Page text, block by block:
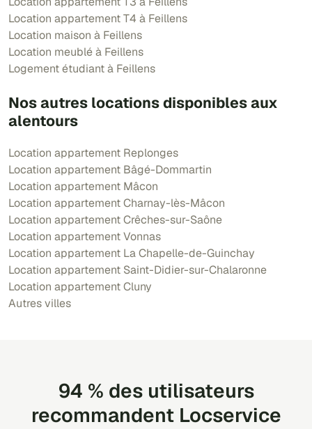
Location appartement T4 à Feillens
Location maison à Feillens
Location meublé à Feillens
Logement étudiant à Feillens
Nos autres locations disponibles aux
alentours
Location appartement Replonges
Location appartement Bâgé-Dommartin
Location appartement Mâcon
Location appartement Charnay-lès-Mâcon
Location appartement Crêches-sur-Saône
Location appartement Vonnas
Location appartement La Chapelle-de-Guinchay
Location appartement Saint-Didier-sur-Chalaronne
Location appartement Cluny
Autres villes
94 % des utilisateurs
recommandent Locservice